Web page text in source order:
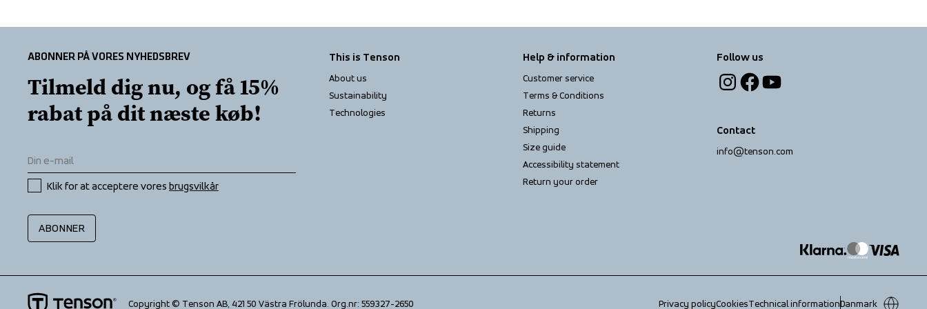
ABONNER PÅ VORES NYHEDSBREV
Tilmeld dig nu, og få 15%
rabat på dit næste køb!
Klik for at acceptere vores brugsvilkår
ABONNER
This is Tenson
About us
Sustainability
Technologies
Help & information
Customer service
Terms & Conditions
Returns
Shipping
Size guide
Accessibility statement
Return your order
Follow us
Contact
info@tenson.com
Copyright © Tenson AB, 421 50 Västra Frölunda. Org.nr: 559327-2650 Privacy policyCookiesTechnical informationDanmark